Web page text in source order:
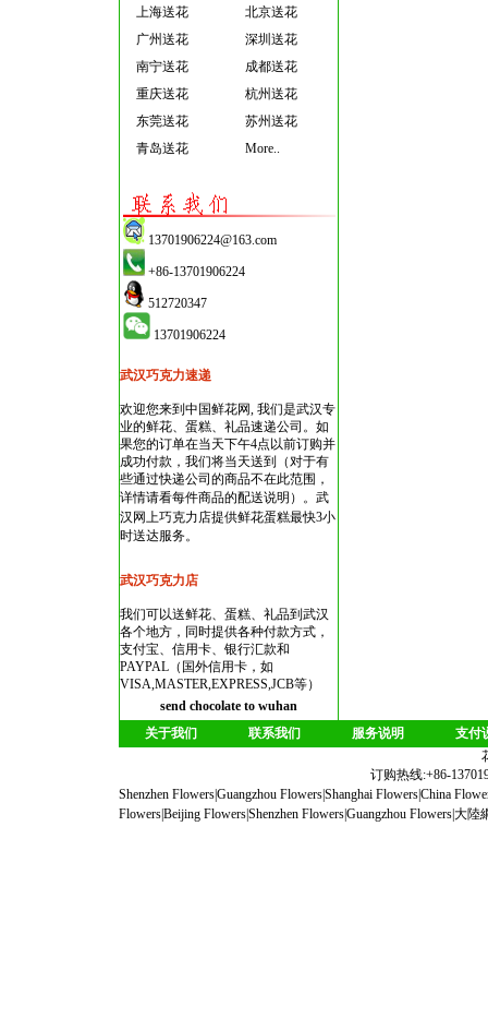
上海送花
北京送花
广州送花
深圳送花
南宁送花
成都送花
重庆送花
杭州送花
东莞送花
苏州送花
青岛送花
More..
13701906224@163.com
+86-13701906224
512720347
13701906224
武汉巧克力速递
欢迎您来到中国鲜花网, 我们是武汉专
业的鲜花、蛋糕、礼品速递公司。如
果您的订单在当天下午4点以前订购并
成功付款，我们将当天送到（对于有
些通过快递公司的商品不在此范围，
详情请看每件商品的配送说明）。 武
汉网上巧克力店提供鲜花蛋糕最快3小
时送达服务。
武汉巧克力店
我们可以送鲜花、蛋糕、礼品到武汉
各个地方，同时提供各种付款方式，
支付宝、信用卡、银行汇款和
PAYPAL（国外信用卡，如
VISA,MASTER,EXPRESS,JCB等）
send chocolate to wuhan
关于我们 联系我们 服务说明
支付
订购热线:+86-
Shenzhen FlowersGuangzhou FlowersShanghai FlowersChina
FlowersBeijing FlowersShenzhen FlowersGuangzhou Flowers大陸